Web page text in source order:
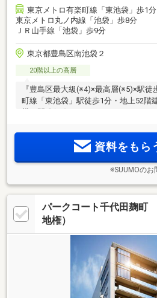
東京メトロ有楽町線「東池袋」歩1分
東京メトロ丸ノ内線「池袋」歩8分
ＪＲ山手線「池袋」歩9分
東京都豊島区南池袋２
20階以上の高層
『豊島区最大級(※4)×最高層(※5)×駅
町線「東池袋」駅徒歩1分・地上52階
資料をもら
※SUUMOのお
パークコート千代田麹町
地権）